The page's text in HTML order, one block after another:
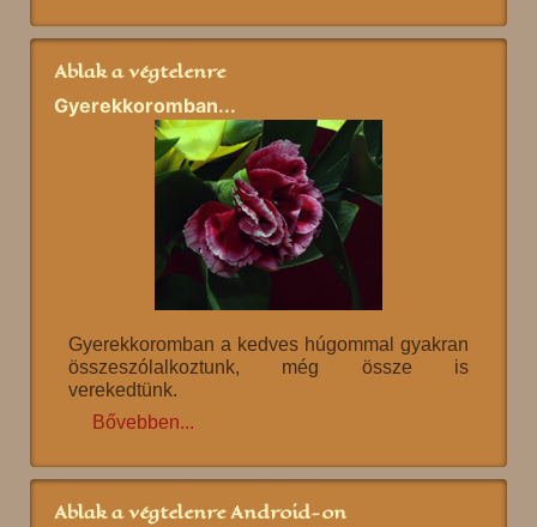
Ablak a végtelenre
Gyerekkoromban...
Gyerekkoromban a kedves húgommal gyakran
összeszólalkoztunk, még össze is
verekedtünk.
Bővebben...
Ablak a végtelenre Android-on